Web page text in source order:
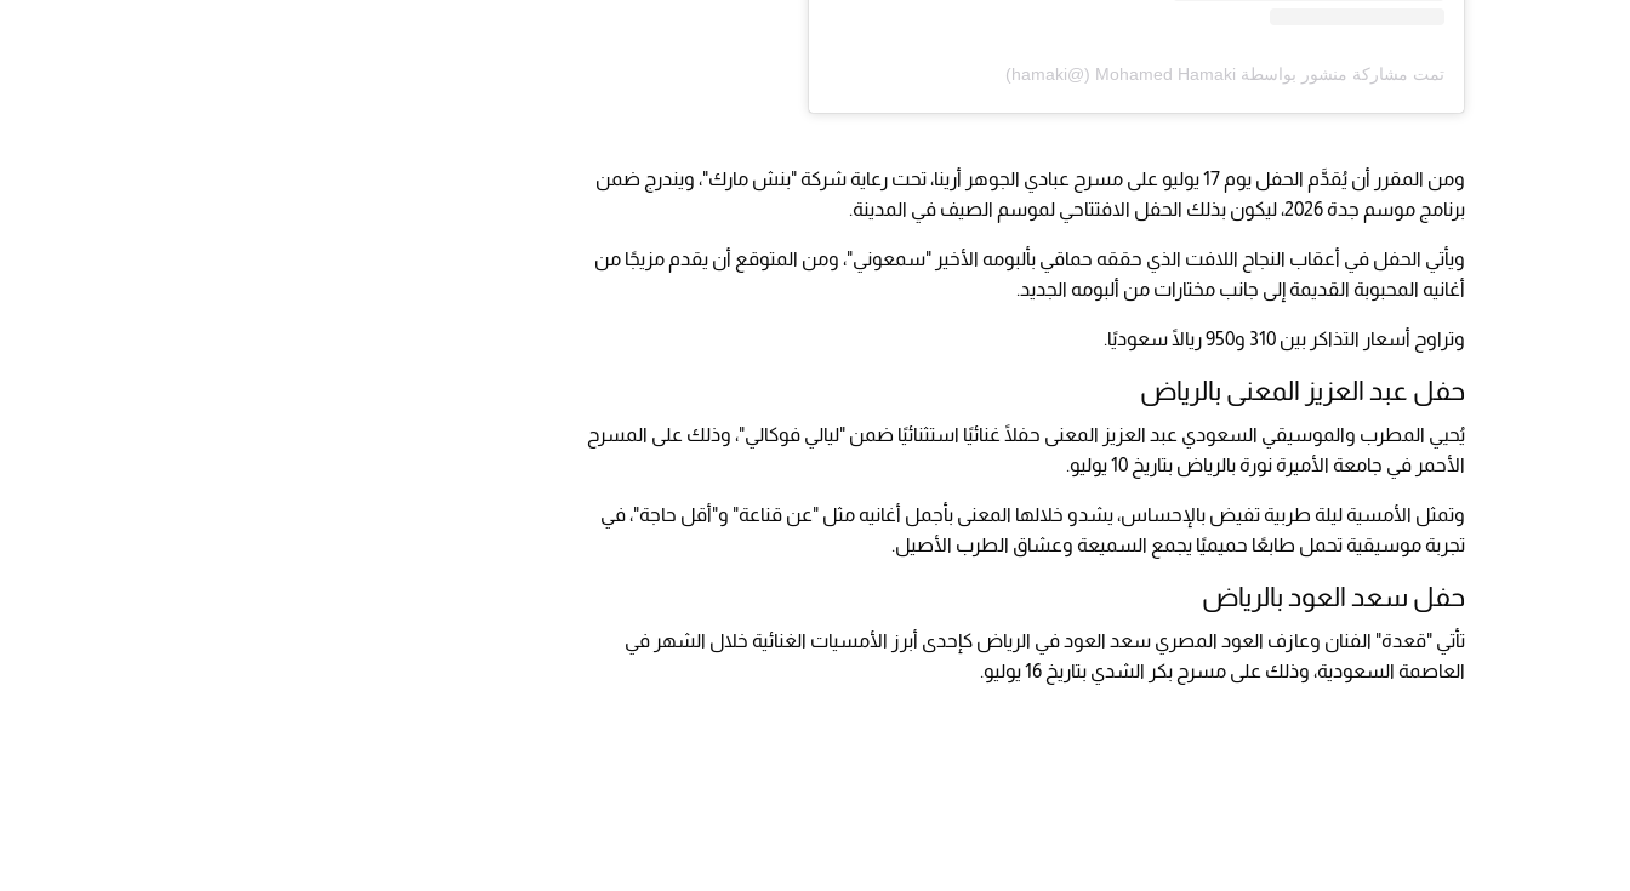
تمت مشاركة منشور بواسطة ‏‎Mohamed Hamaki‎‏ (@‏‎hamaki‎‏)
ومن المقرر أن يُقدَّم الحفل يوم 17 يوليو على مسرح عبادي الجوهر أرينا، تحت رعاية شركة "بنش مارك"، ويندرج ضمن
برنامج موسم جدة 2026، ليكون بذلك الحفل الافتتاحي لموسم الصيف في المدينة.
ويأتي الحفل في أعقاب النجاح اللافت الذي حققه حماقي بألبومه الأخير "سمعوني"، ومن المتوقع أن يقدم مزيجًا من
أغانيه المحبوبة القديمة إلى جانب مختارات من ألبومه الجديد.
وتراوح أسعار التذاكر بين 310 و950 ريالًا سعوديًا.
حفل عبد العزيز المعنى بالرياض
يُحيي المطرب والموسيقي السعودي عبد العزيز المعنى حفلًا غنائيًا استثنائيًا ضمن "ليالي فوكالي"، وذلك على المسرح
الأحمر في جامعة الأميرة نورة بالرياض بتاريخ 10 يوليو.
وتمثل الأمسية ليلة طربية تفيض بالإحساس، يشدو خلالها المعنى بأجمل أغانيه مثل "عن قناعة" و"أقل حاجة"، في
تجربة موسيقية تحمل طابعًا حميميًا يجمع السميعة وعشاق الطرب الأصيل.
حفل سعد العود بالرياض
تأتي "قعدة" الفنان وعازف العود المصري سعد العود في الرياض كإحدى أبرز الأمسيات الغنائية خلال الشهر في
العاصمة السعودية، وذلك على مسرح بكر الشدي بتاريخ 16 يوليو.